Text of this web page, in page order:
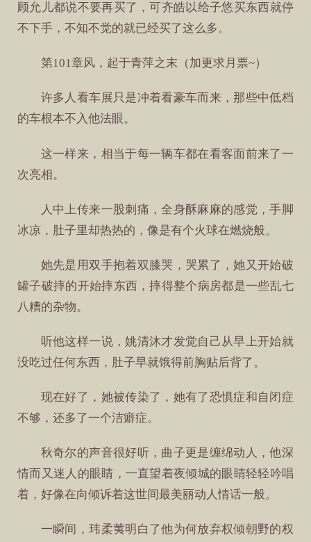
顾允儿都说不要再买了，可齐皓以给子悠买东西就停
不下手，不知不觉的就已经买了这么多。
第101章风，起于青萍之末（加更求月票~）
许多人看车展只是冲着看豪车而来，那些中低档
的车根本不入他法眼。
这一样来，相当于每一辆车都在看客面前来了一
次亮相。
人中上传来一股刺痛，全身酥麻麻的感觉，手脚
冰凉，肚子里却热热的，像是有个火球在燃烧般。
她先是用双手抱着双膝哭，哭累了，她又开始破
罐子破摔的开始摔东西，摔得整个病房都是一些乱七
八糟的杂物。
听他这样一说，姚清沐才发觉自己从早上开始就
没吃过任何东西，肚子早就饿得前胸贴后背了。
现在好了，她被传染了，她有了恐惧症和自闭症
不够，还多了一个洁癖症。
秋奇尔的声音很好听，曲子更是缠绵动人，他深
情而又迷人的眼睛，一直望着夜倾城的眼睛轻轻吟唱
着，好像在向倾诉着这世间最美丽动人情话一般。
一瞬间，玮柔荑明白了他为何放弃权倾朝野的权